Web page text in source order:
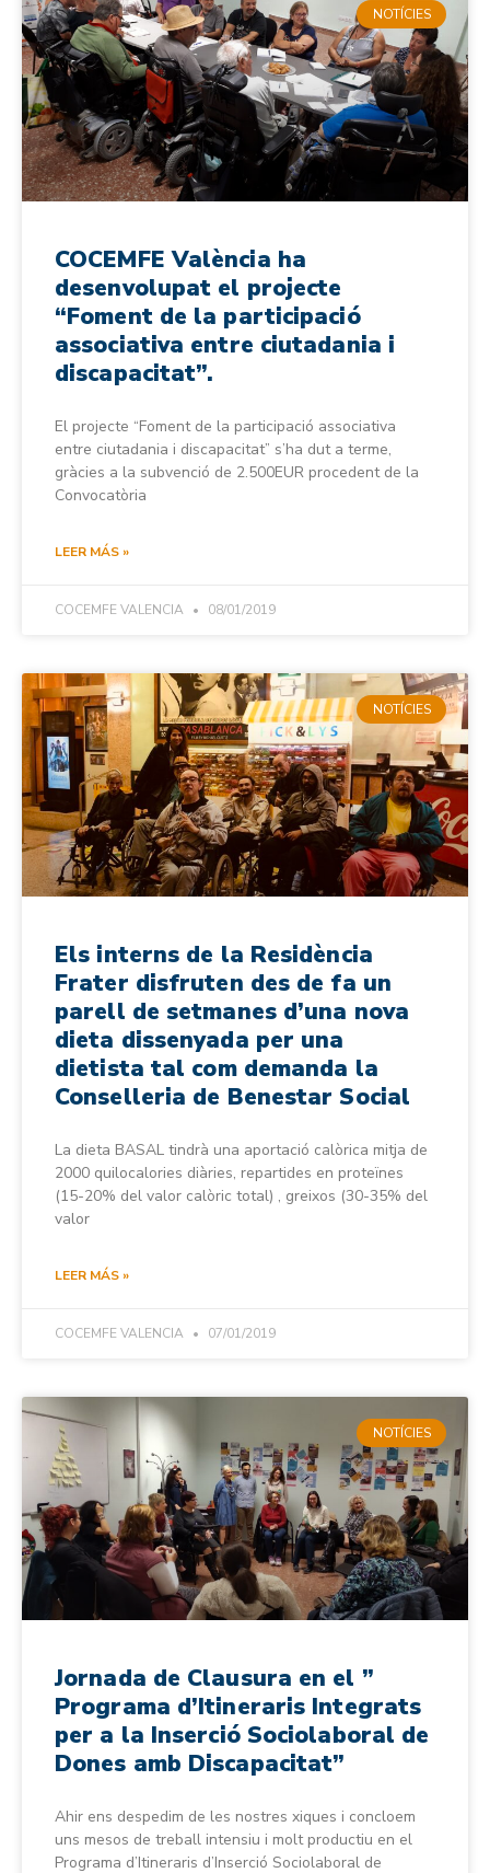
NOTÍCIES
COCEMFE València ha
desenvolupat el projecte
“Foment de la participació
associativa entre ciutadania i
discapacitat”.
El projecte “Foment de la participació associativa
entre ciutadania i discapacitat” s’ha dut a terme,
gràcies a la subvenció de 2.500EUR procedent de la
Convocatòria
LEER MÁS »
COCEMFE VALENCIA 08/01/2019
NOTÍCIES
Els interns de la Residència
Frater disfruten des de fa un
parell de setmanes d’una nova
dieta dissenyada per una
dietista tal com demanda la
Conselleria de Benestar Social
La dieta BASAL tindrà una aportació calòrica mitja de
2000 quilocalories diàries, repartides en proteïnes
(15-20% del valor calòric total) , greixos (30-35% del
valor
LEER MÁS »
COCEMFE VALENCIA 07/01/2019
NOTÍCIES
Jornada de Clausura en el ”
Programa d’Itineraris Integrats
per a la Inserció Sociolaboral de
Dones amb Discapacitat”
Ahir ens despedim de les nostres xiques i concloem
uns mesos de treball intensiu i molt productiu en el
Programa d’Itineraris d’Inserció Sociolaboral de